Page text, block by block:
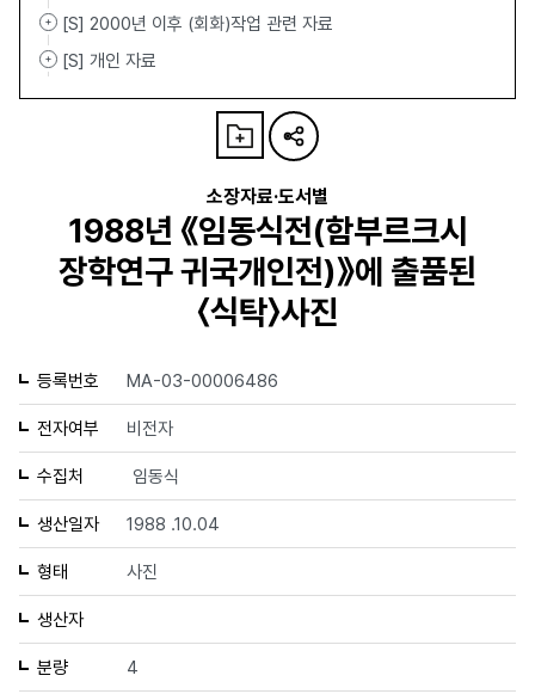
[S] 2000년 이후 (회화)작업 관련 자료
[S] 개인 자료
소장자료·도서별
1988년 《임동식전(함부르크시
장학연구 귀국개인전)》에 출품된
〈식탁〉사진
등록번호 MA-03-00006486
전자여부 비전자
수집처 임동식
생산일자 1988 .10.04
형태 사진
생산자
분량 4